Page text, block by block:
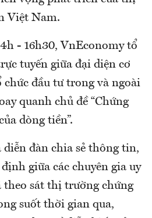
Việt Nam.
- 16h30, VnEconomy tổ
tuyến giữa đại diện cơ
chức đầu tư trong và ngoài
quanh chủ đề “Chứng
dòng tiền”.
đàn chia sẻ thông tin,
giữa các chuyên gia uy
sát thị trường chứng
suốt thời gian qua,